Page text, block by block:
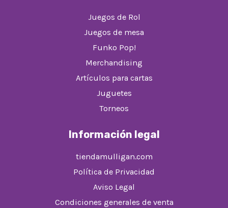
Juegos de Rol
Juegos de mesa
Funko Pop!
Merchandising
Artículos para cartas
Juguetes
Torneos
Información legal
tiendamulligan.com
Política de Privacidad
Aviso Legal
Condiciones generales de venta